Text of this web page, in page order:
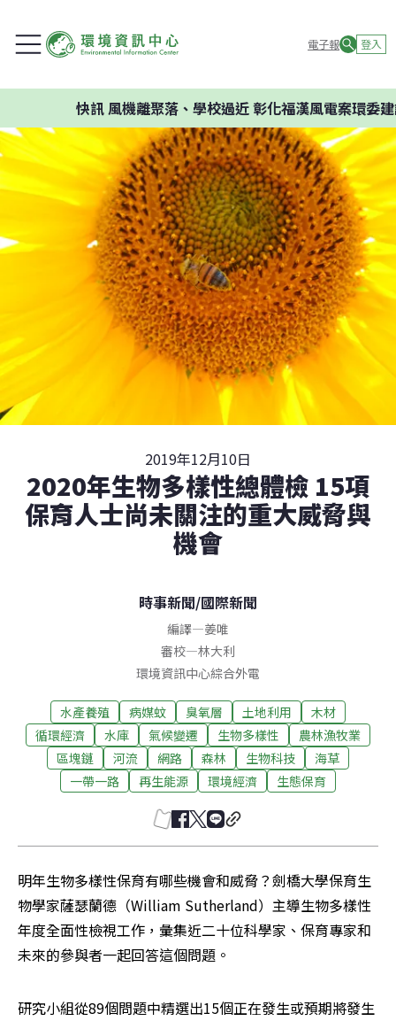
電子報 登入
風機離聚落、學校過近 彰化福漢風電案環委建議不應開
2019年12月10日
2020年生物多樣性總體檢 15項
保育人士尚未關注的重大威脅與
機會
時事新聞/國際新聞
編譯—姜唯
審校—林大利
環境資訊中心綜合外電
水產養殖 病媒蚊 臭氧層 土地利用
木材
循環經濟
水庫 氣候變遷 生物多樣性
農林漁牧業
區塊鏈
河流 網路 森林 生物科技
海草
一帶一路
再生能源 環境經濟 生態保育
明年生物多樣性保育有哪些機會和威脅？劍橋大學保育生
物學家薩瑟蘭德（William Sutherland）主導生物多樣性
年度全面性檢視工作，彙集近二十位科學家、保育專家和
未來的參與者一起回答這個問題。
研究小組從89個問題中精選出15個正在發生或預期將發生